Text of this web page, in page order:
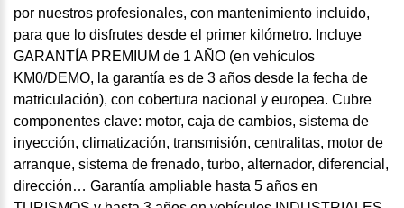
por nuestros profesionales, con mantenimiento incluido,
para que lo disfrutes desde el primer kilómetro. Incluye
GARANTÍA PREMIUM de 1 AÑO (en vehículos
KM0/DEMO, la garantía es de 3 años desde la fecha de
matriculación), con cobertura nacional y europea. Cubre
componentes clave: motor, caja de cambios, sistema de
inyección, climatización, transmisión, centralitas, motor de
arranque, sistema de frenado, turbo, alternador, diferencial,
dirección… Garantía ampliable hasta 5 años en